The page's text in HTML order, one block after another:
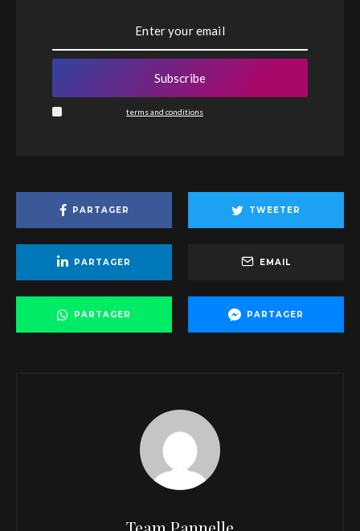
Subscribe
terms and conditions
PARTAGER TWEETER
PARTAGER EMAIL
PARTAGER PARTAGER